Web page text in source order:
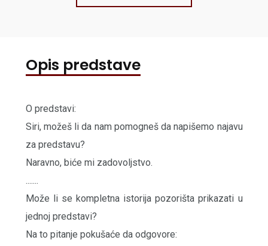
Opis predstave
O predstavi:
Siri, možeš li da nam pomogneš da napišemo najavu
za predstavu?
Naravno, biće mi zadovoljstvo.
.......
Može li se kompletna istorija pozorišta prikazati u
jednoj predstavi?
Na to pitanje pokušaće da odgovore: